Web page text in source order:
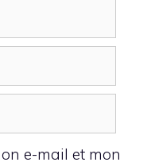
e-mail et mon